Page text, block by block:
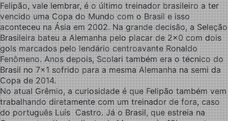
Felipão, vale lembrar, é o último treinador brasileiro a ter
vencido uma Copa do Mundo com o Brasil e isso
aconteceu na Ásia em 2002. Na grande decisão, a Seleção
Brasileira bateu a Alemanha pelo placar de 2×0 com dois
gols marcados pelo lendário centroavante Ronaldo
Fenômeno. Anos depois, Scolari também era o técnico do
Brasil no 7×1 sofrido para a mesma Alemanha na semi da
Copa de 2014.
No atual Grêmio, a curiosidade é que Felipão também vem
trabalhando diretamente com um treinador de fora, caso
do português Luís Castro. Já o Brasil, que estreia na